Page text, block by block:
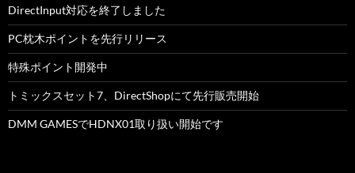
DirectInput対応を終了しました
PC枕木ポイントを先行リリース
特殊ポイント開発中
トミックスセット7、DirectShopにて先行販売開始
DMM GAMESでHDNX01取り扱い開始です